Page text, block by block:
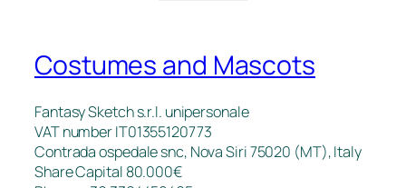
Costumes and Mascots
Fantasy Sketch s.r.l. unipersonale
VAT number IT01355120773
Contrada ospedale snc, Nova Siri 75020 (MT), Italy
Share Capital 80.000€